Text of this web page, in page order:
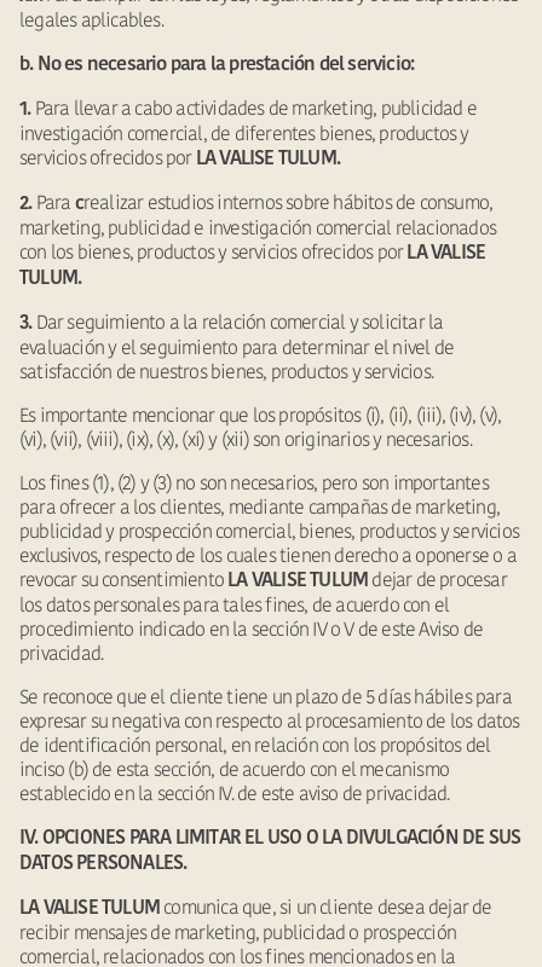
legales aplicables.
b. No es necesario para la prestación del servicio:
1. Para llevar a cabo actividades de marketing, publicidad e
investigación comercial, de diferentes bienes, productos y
servicios ofrecidos por LA VALISE TULUM.
2. Para crealizar estudios internos sobre hábitos de consumo,
marketing, publicidad e investigación comercial relacionados
con los bienes, productos y servicios ofrecidos por LA VALISE
TULUM.
3. Dar seguimiento a la relación comercial y solicitar la
evaluación y el seguimiento para determinar el nivel de
satisfacción de nuestros bienes, productos y servicios.
Es importante mencionar que los propósitos (i), (ii), (iii), (iv), (v),
(vi), (vii), (viii), (ix), (x), (xi) y (xii) son originarios y necesarios.
Los fines (1), (2) y (3) no son necesarios, pero son importantes
para ofrecer a los clientes, mediante campañas de marketing,
publicidad y prospección comercial, bienes, productos y servicios
exclusivos, respecto de los cuales tienen derecho a oponerse o a
revocar su consentimiento LA VALISE TULUM dejar de procesar
los datos personales para tales fines, de acuerdo con el
procedimiento indicado en la sección IV o V de este Aviso de
privacidad.
Se reconoce que el cliente tiene un plazo de 5 días hábiles para
expresar su negativa con respecto al procesamiento de los datos
de identificación personal, en relación con los propósitos del
inciso (b) de esta sección, de acuerdo con el mecanismo
establecido en la sección IV. de este aviso de privacidad.
IV. OPCIONES PARA LIMITAR EL USO O LA DIVULGACIÓN DE SUS
DATOS PERSONALES.
LA VALISE TULUM comunica que, si un cliente desea dejar de
recibir mensajes de marketing, publicidad o prospección
comercial, relacionados con los fines mencionados en la